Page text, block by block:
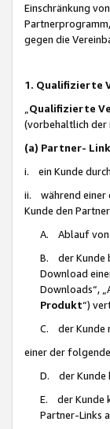
Einschränkung
gegen die
1. Qualifizierte
Qualifizierte
(vorbehaltlich der
(a) Partner-
i. ein Kunde
ii. während einer
Kunde den
A. Ablauf von
B. der Kunde
Download
Downloads“,
Produkt“)
C. der Kunde
einer der
D. der Kunde
E. der Kunde
Partner-Links